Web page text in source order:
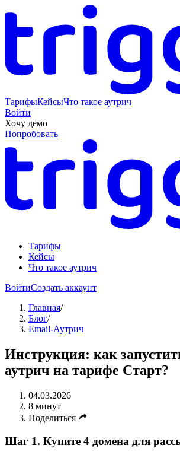
ТарифыКейсыЧто такое аутрич
Войти
Хочу демо
Попробовать
Тарифы
Кейсы
Что такое аутрич
ВойтиСоздать аккаунт
Главная/
Блог/
Email-Аутрич
Инструкция: как
аутрич на тарифе Старт?
04.03.2026
8 минут
Поделиться
Шаг 1. Купите 4 домена для